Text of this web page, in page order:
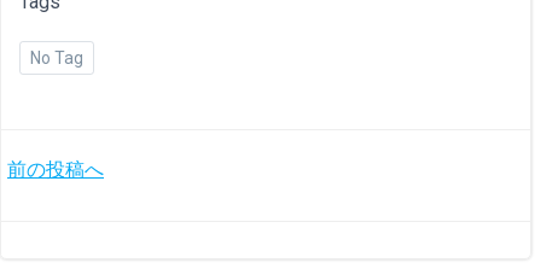
No Tag
投
前の投稿へ